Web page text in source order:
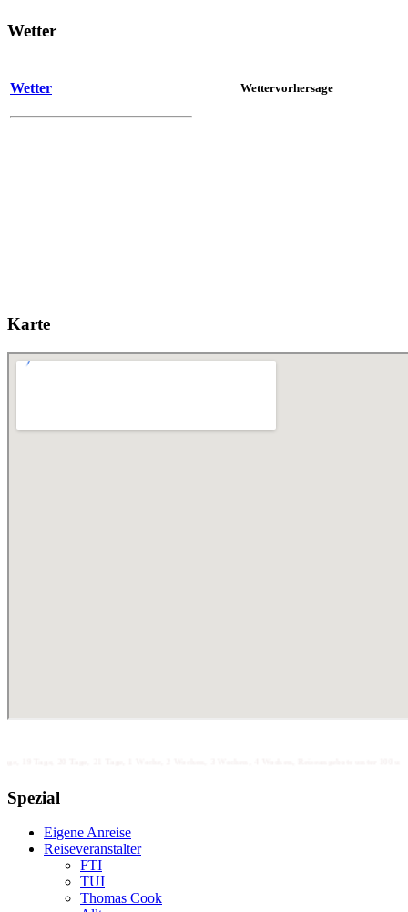
Wetter
Wetter Wettervorhersage
Karte
Spezial
Eigene Anreise
Reiseveranstalter
FTI
TUI
Thomas Cook